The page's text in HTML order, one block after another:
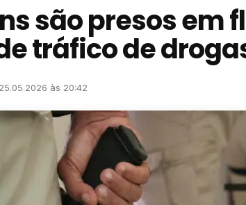
são presos em
tráfico de
25.05.2026 às 20:42